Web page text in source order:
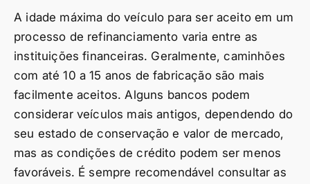
A idade máxima do veículo para ser aceito em um
processo de refinanciamento varia entre as
instituições financeiras. Geralmente, caminhões
com até 10 a 15 anos de fabricação são mais
facilmente aceitos. Alguns bancos podem
considerar veículos mais antigos, dependendo do
seu estado de conservação e valor de mercado,
mas as condições de crédito podem ser menos
favoráveis. É sempre recomendável consultar as